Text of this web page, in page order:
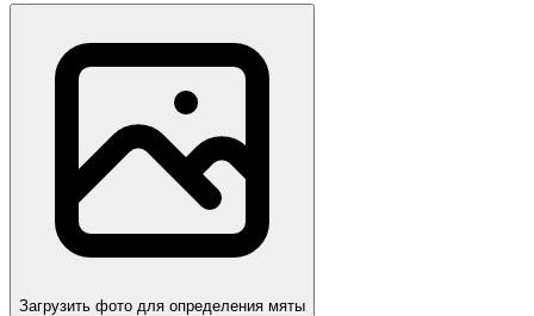
Загрузить фото для определения мяты